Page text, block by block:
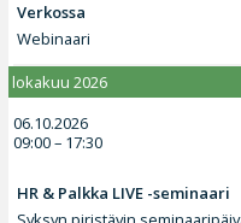
Verkossa
Webinaari
lokakuu 2026
06.10.2026
09:00 – 17:30
HR & Palkka LIVE -seminaari